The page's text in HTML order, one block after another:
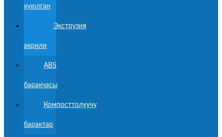
куюлган
Экструзия
акрили
ABS
баракчасы
Компосттолуучу
барактар